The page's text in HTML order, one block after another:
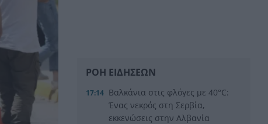
ΡΟΗ ΕΙΔΗΣΕΩΝ
17:14 Βαλκάνια στις φλόγες με 40°C:
Ένας νεκρός στη Σερβία,
εκκενώσεις στην Αλβανία